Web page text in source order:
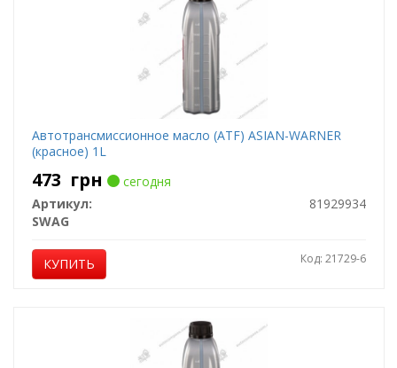
Автотрансмиссионное масло (ATF) ASIAN-WARNER
(красное) 1L
473 грн
сегодня
Артикул:
81929934
SWAG
КУПИТЬ Код: 21729-6